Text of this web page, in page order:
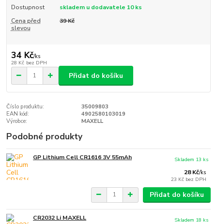
Dostupnost
skladem u dodavatele 10 ks
Cena před
slevou
39 Kč
34 Kč/ks
28 Kč bez DPH
Přidat do košíku
Číslo produktu:
35009803
EAN kód:
4902580103019
Výrobce:
MAXELL
Podobné produkty
GP Lithium Cell CR1616 3V 55mAh
28 Kč/ks
23 Kč bez DPH
Skladem 13 ks
Přidat do košíku
CR2032 Li MAXELL
Skladem 18 ks